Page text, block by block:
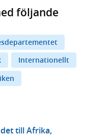
följande
Internationellt
till Afrika,